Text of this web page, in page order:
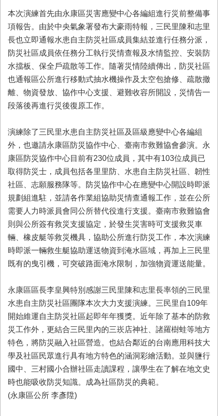
導
覽
回
首
頁
市
府
首
本次演練首先由永康區災害應變中心各編組進行災前整備事
項報告。由於中央氣象署發布大豪雨特報，三民里陳和志里
長也立即通報水患自主防災社區成員集結並進行任務分派，
防災社區成員依任務分工執行災情查報及水情監控、安裝防
水擋板、保全戶疏散等工作。隨著災情陸續傳出，防災社區
也通報區公所進行移動式抽水機操作及太空包搶修、疏散撤
離、物資發放、協作中心支援、避難收容所開設，災情告一
段落後再進行災後復原工作。
演練除了三民里水患自主防災社區及區級應變中心各編組
外，也邀請永康區防災協作中心、臺南市救難協會參演。永
康區防災協作中心目前有230位成員，其中有103位成員已
取得防災士，成員包括各里里防、水患自主防災社區、韌性
社區、志願服務隊等。防災協作中心在應變中心開設時即派
規劃組進駐，並請各作業組協助災情查通報工作，並在公所
需要人力時派員會同公所替代役進行支援。臺南市救難協會
則與公所簽有救災支援協定，於發生災害時可支援救災車
輛、橡皮艇等救災機具，協助公所進行防災工作，本次演練
時即派一輛救生艇協助運送物資到淹水區域，再加上三民里
既有的曳引機，可突破路面淹水限制，加強物資運送能量。
永康區區長李皇興特別感謝三民里陳和志里長率領的三民里
水患自主防災社區團隊本次大力支援演練。三民里自109年
開始維運自主防災社區起即年年獲獎。近年除了基本的防救
災工作外，更結合三民里內的三崁店神社、諸羅樹蛙等地方
特色，將防災融入社區營造。也結合鄰近的台南應用科技大
學及社區民眾進行具有地方特色的涵洞彩繪活動。並與鹽行
國中、三村國小合辦社區走讀課程，讓學生在了解在地文史
時也能吸收防災知識。成為社區防災的典範。
(永康區公所 李彥陞)